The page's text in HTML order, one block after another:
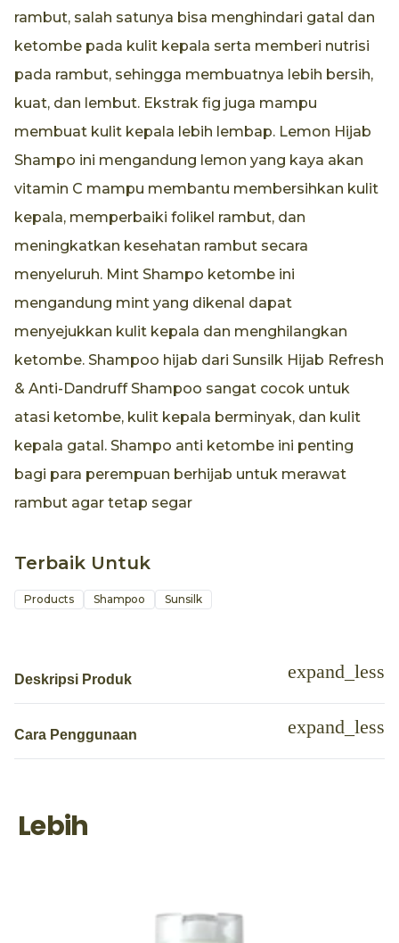
rambut, salah satunya bisa menghindari gatal dan
ketombe pada kulit kepala serta memberi nutrisi
pada rambut, sehingga membuatnya lebih bersih,
kuat, dan lembut. Ekstrak fig juga mampu
membuat kulit kepala lebih lembap. Lemon Hijab
Shampo ini mengandung lemon yang kaya akan
vitamin C mampu membantu membersihkan kulit
kepala, memperbaiki folikel rambut, dan
meningkatkan kesehatan rambut secara
menyeluruh. Mint Shampo ketombe ini
mengandung mint yang dikenal dapat
menyejukkan kulit kepala dan menghilangkan
ketombe. Shampoo hijab dari Sunsilk Hijab Refresh
& Anti-Dandruff Shampoo sangat cocok untuk
atasi ketombe, kulit kepala berminyak, dan kulit
kepala gatal. Shampo anti ketombe ini penting
bagi para perempuan berhijab untuk merawat
rambut agar tetap segar
Terbaik Untuk
Products Shampoo Sunsilk
Deskripsi Produk
Cara Penggunaan
Lebih